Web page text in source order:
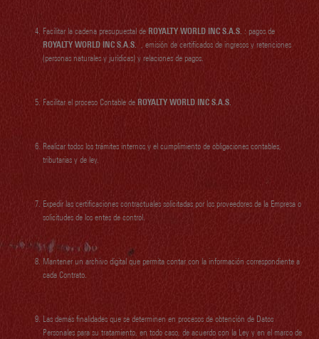
Facilitar la cadena presupuestal de ROYALTY WORLD INC S.A.S. : pagos de
ROYALTY WORLD INC S.A.S. , emisión de certificados de ingresos y retenciones
(personas naturales y jurídicas) y relaciones de pagos.
Facilitar el proceso Contable de ROYALTY WORLD INC S.A.S.
Realizar todos los trámites internos y el cumplimiento de obligaciones contables,
tributarias y de ley.
Expedir las certificaciones contractuales solicitadas por los proveedores de la Empresa o
solicitudes de los entes de control.
Mantener un archivo digital que permita contar con la información correspondiente a
cada Contrato.
Las demás finalidades que se determinen en procesos de obtención de Datos
Personales para su tratamiento, en todo caso, de acuerdo con la Ley y en el marco de